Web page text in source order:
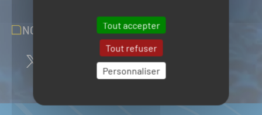
Tout accepter
Tout refuser
Personnaliser
NOUS SUIVRE SUR LES RÉSEAUX